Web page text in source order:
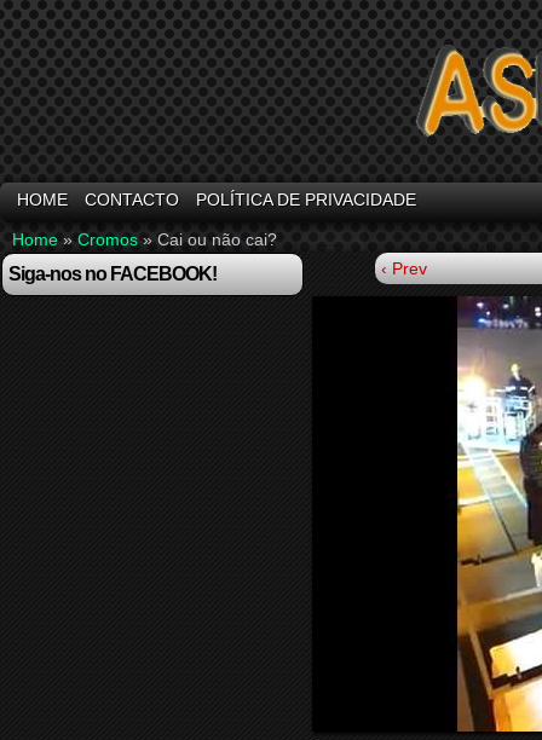
HOME CONTACTO POLÍTICA DE PRIVACIDADE
Home » Cromos » Cai ou não cai?
Siga-nos no FACEBOOK! ‹ Prev